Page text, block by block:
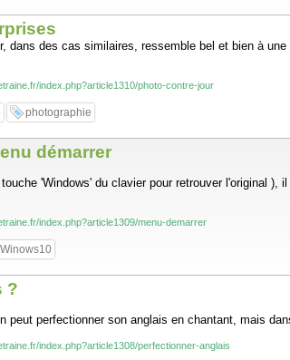
dans des cas similaires, ressemble bel et bien à
index.php?article1310/photo-contre-jour
photographie
démarrer
'Windows' du clavier pour retrouver l'original
index.php?article1309/menu-demarrer
Winows10
?
peut perfectionner son anglais en chantant, mais
index.php?article1308/perfectionner-anglais